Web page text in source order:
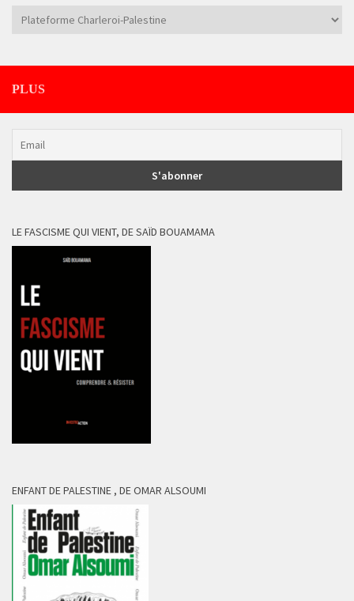
Catégories
PLUS
LE FASCISME QUI VIENT, DE SAÏD BOUAMAMA
ENFANT DE PALESTINE , DE OMAR ALSOUMI